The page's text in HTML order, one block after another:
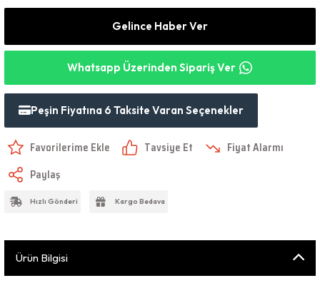
Gelince Haber Ver
Whatsapp Üzerinden Sipariş Ver
Peşin Fiyatına 6 Taksite Varan Seçenekler
Tavsiye Et
Fiyat Alarmı
Paylaş
Hızlı Gönderi Kargo Bedava
Ürün Bilgisi